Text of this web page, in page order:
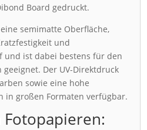
Board gedruckt.
semimatte Oberfläche,
und
und ist dabei bestens für den
Der UV-Direktdruck
sowie eine hohe
in großen Formaten verfügbar.